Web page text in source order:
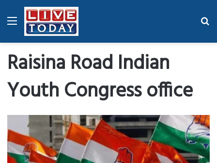
Menu
Raisina Road Indian
Youth Congress office